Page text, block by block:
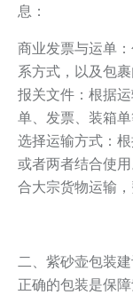
息：
商业发票与运单
系方式，以及包
报关文件：根据
单、发票、装箱单
选择运输方式：
或者两者结合使
合大宗货物运输，
二、紫砂壶包装
正确的包装是保